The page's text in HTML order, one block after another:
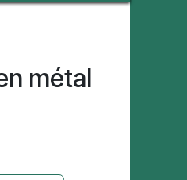
métal